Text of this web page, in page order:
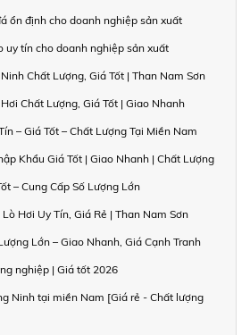
ổn định cho doanh nghiệp sản xuất
uy tín cho doanh nghiệp sản xuất
Chất Lượng, Giá Tốt | Than Nam Sơn
Chất Lượng, Giá Tốt | Giao Nhanh
– Giá Tốt – Chất Lượng Tại Miền Nam
Khẩu Giá Tốt | Giao Nhanh | Chất Lượng
– Cung Cấp Số Lượng Lớn
Hơi Uy Tín, Giá Rẻ | Than Nam Sơn
Lớn – Giao Nhanh, Giá Cạnh Tranh
nghiệp | Giá tốt 2026
Ninh tại miền Nam [Giá rẻ - Chất lượng